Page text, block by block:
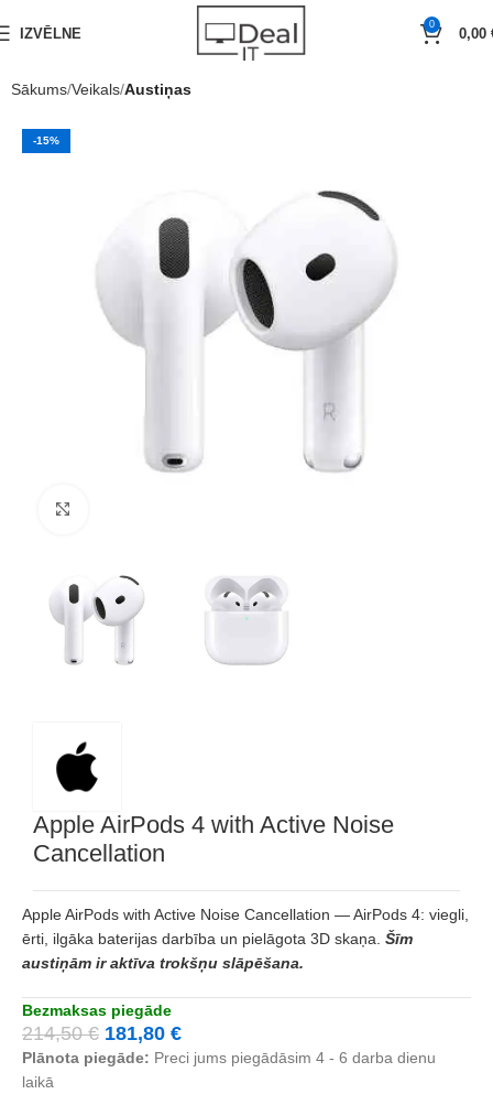
IZVĒLNE
0
0,00
Sākums Veikals Austiņas
-15%
Apple AirPods 4 with Active Noise
Cancellation
Apple AirPods with Active Noise Cancellation — AirPods 4: viegli,
ērti, ilgāka baterijas darbība un pielāgota 3D skaņa. Šīm
austiņām ir aktīva trokšņu slāpēšana.
Bezmaksas piegāde
214,50€ 181,80 €
Plānota piegāde: Preci jums piegādāsim 4 - 6 darba dienu
laikā